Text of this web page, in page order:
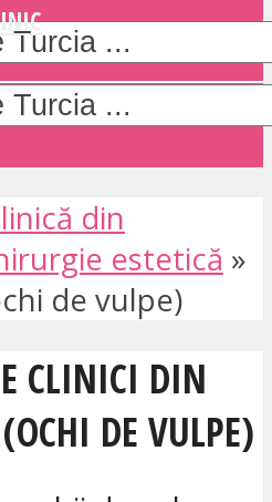
din
estetică »
de vulpe)
CLINICI DIN
DE VULPE)